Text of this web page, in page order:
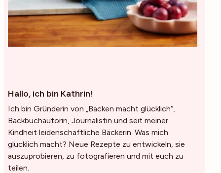
Hallo, ich bin Kathrin!
Ich bin Gründerin von „Backen macht glücklich“,
Backbuchautorin, Journalistin und seit meiner
Kindheit leidenschaftliche Bäckerin. Was mich
glücklich macht? Neue Rezepte zu entwickeln, sie
auszuprobieren, zu fotografieren und mit euch zu
teilen.